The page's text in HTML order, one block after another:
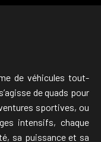
de véhicules tout-
de quads pour
sportives, ou
intensifs, chaque
sa puissance et sa